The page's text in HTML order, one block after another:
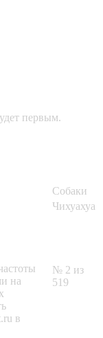
первым.
Собаки
Чихуахуа
на
в
№ 2 из
519